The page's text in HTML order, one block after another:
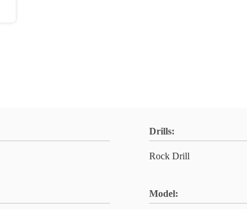
Drills:
Rock Drill
Model: